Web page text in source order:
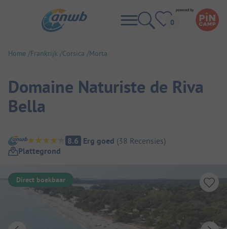
Home Frankrijk Corsica Morta
Domaine Naturiste de Riva
Bella
Camping overzicht
8.6 Erg goed (38 Recensies)
Plattegrond
Direct boekbaar